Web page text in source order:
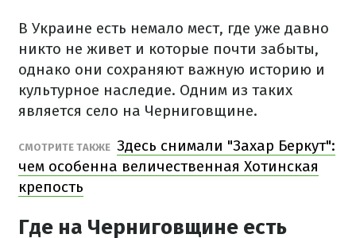
В Украине есть немало мест, где уже давно
никто не живет и которые почти забыты,
однако они сохраняют важную историю и
культурное наследие. Одним из таких
является село на Черниговщине.
СМОТРИТЕ ТАКЖЕ Здесь снимали "Захар Беркут":
чем особенна величественная Хотинская
крепость
Где на Черниговщине есть